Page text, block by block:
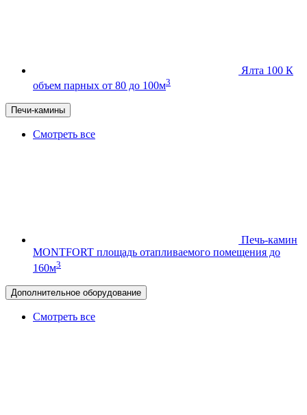
Ялта 100 К
объем парных от 80 до 100м3
Печи-камины
Смотреть все
Печь-камин
MONTFORT площадь отапливаемого помещения до
160м3
Дополнительное оборудование
Смотреть все